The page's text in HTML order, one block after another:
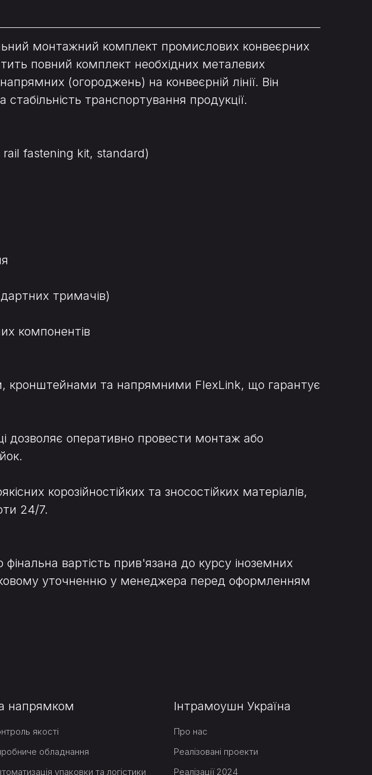
монтажний комплект промислових конвеєрних
повний комплект необхідних металевих
(огороджень) на конвеєрній лінії. Він
транспортування продукції.
rail fastening kit, standard)
тримачів)
компонентів
кронштейнами та напрямними FlexLink, що гарантує
дозволяє оперативно провести монтаж або
корозійностійких та зносостійких матеріалів,
24/7.
вартість прив'язана до курсу іноземних
уточненню у менеджера перед оформленням
напрямком
якості
обладнання
упаковки та логістики
Інтрамоушн Україна
Про нас
Реалізовані проекти
Реалізації 2024